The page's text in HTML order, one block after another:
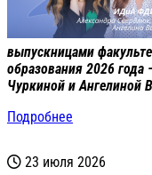
выпускницами
образования 2026
Чуркиной и Ангелиной
Подробнее
23 июля 2026